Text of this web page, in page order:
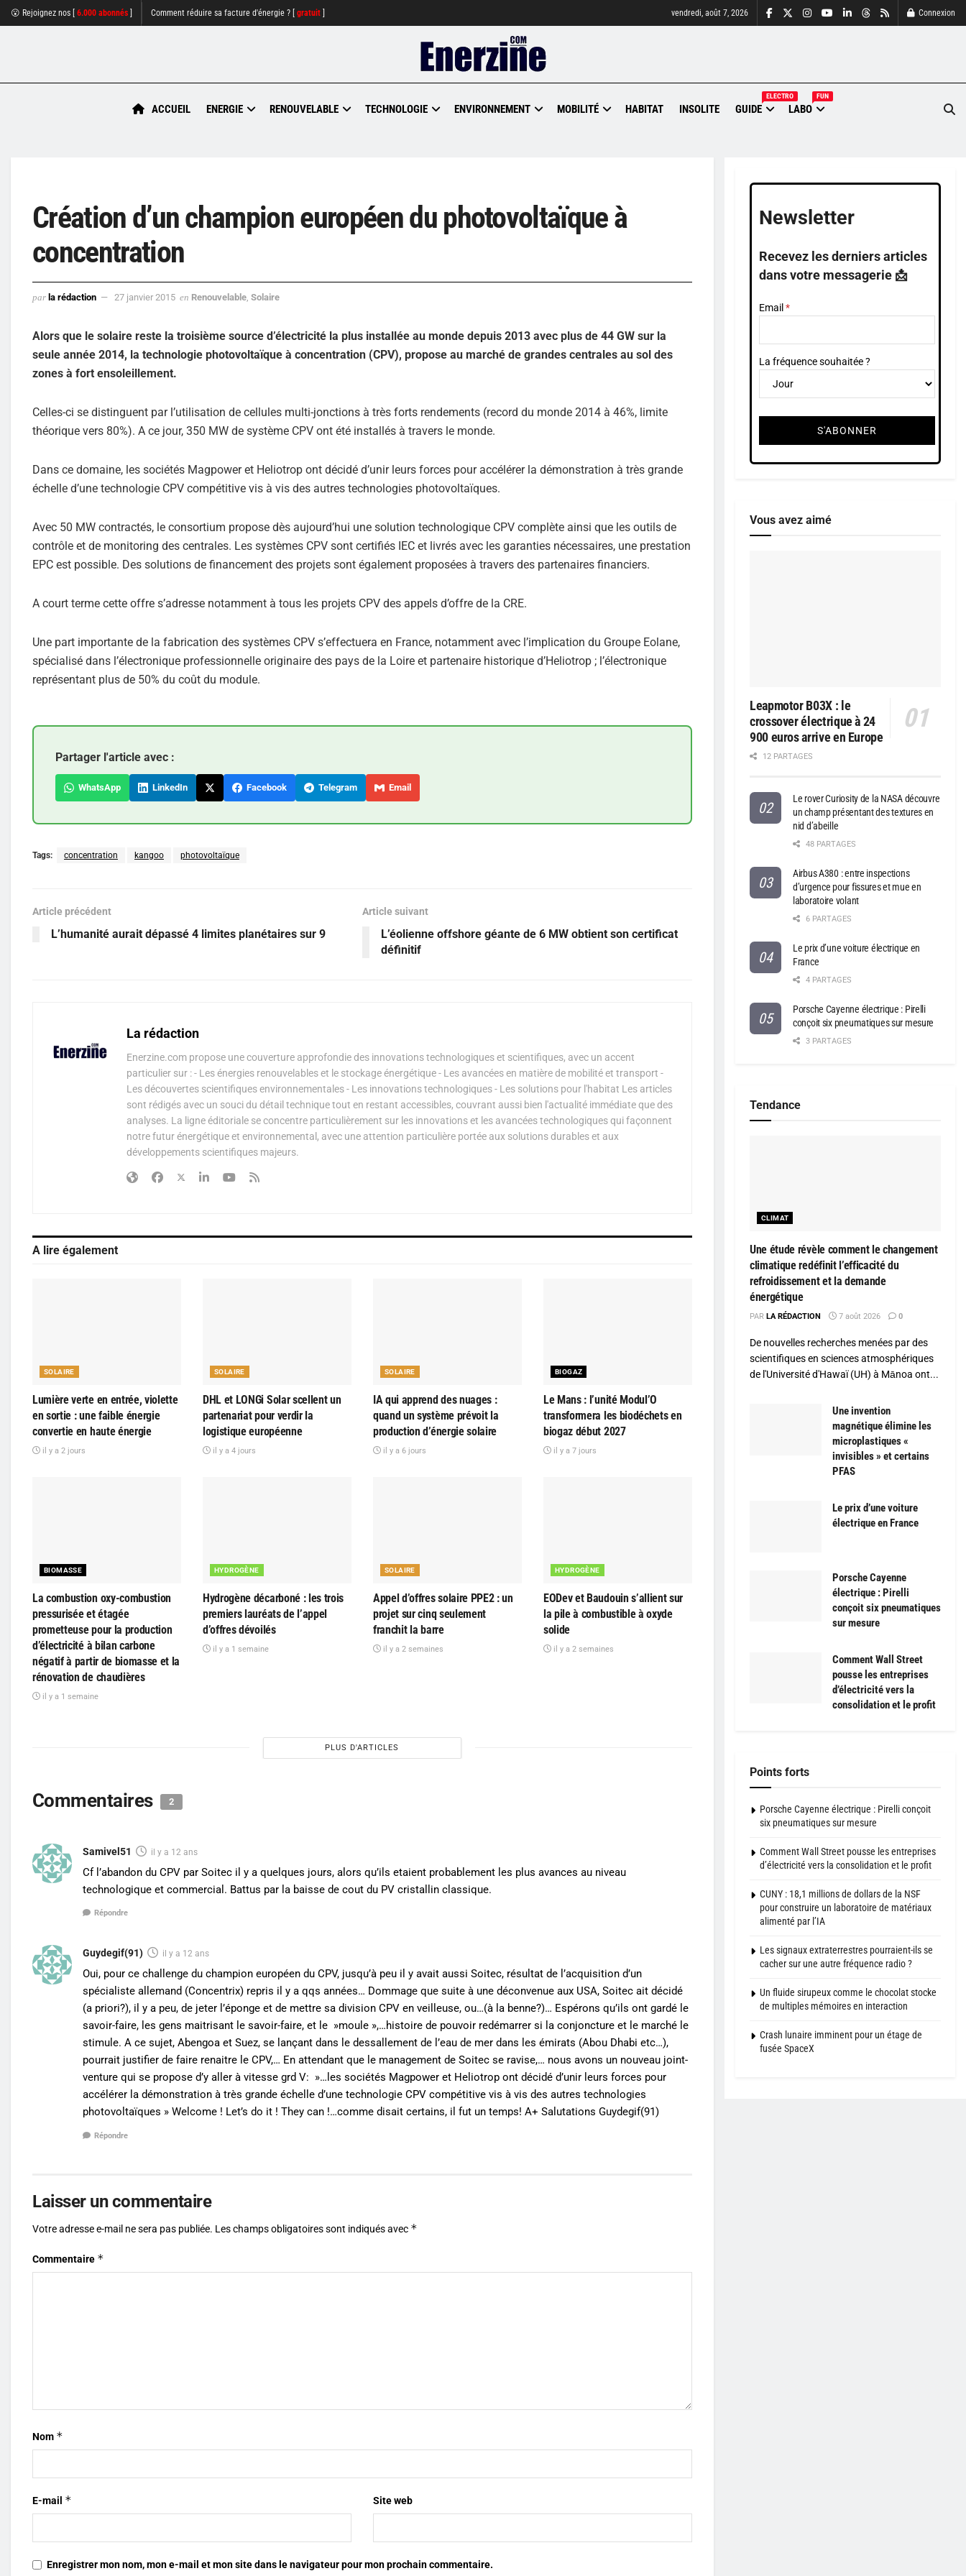
😮 Rejoignez nos [ 6.000 abonnés Comment réduire sa facture d'énergie ? [ gratuit vendredi, août 7, 2026 Connexion
ACCUEIL ENERGIE RENOUVELABLE TECHNOLOGIE ENVIRONNEMENT MOBILITÉ HABITAT INSOLITE GUIDE
ELECTRO
LABO
FUN
Création d’un champion européen du photovoltaïque à
concentration
par la rédaction 27 janvier 2015 en Renouvelable Solaire
Alors que le solaire reste la troisième source d’électricité la plus installée au monde depuis 2013 avec plus de 44 GW sur la
seule année 2014, la technologie photovoltaïque à concentration (CPV), propose au marché de grandes centrales au sol des
zones à fort ensoleillement.
Celles-ci se distinguent par l’utilisation de cellules multi-jonctions à très forts rendements (record du monde 2014 à 46%, limite
théorique vers 80%). A ce jour, 350 MW de système CPV ont été installés à travers le monde.
Dans ce domaine, les sociétés Magpower et Heliotrop ont décidé d’unir leurs forces pour accélérer la démonstration à très grande
échelle d’une technologie CPV compétitive vis à vis des autres technologies photovoltaïques.
Avec 50 MW contractés, le consortium propose dès aujourd’hui une solution technologique CPV complète ainsi que les outils de
contrôle et de monitoring des centrales. Les systèmes CPV sont certifiés IEC et livrés avec les garanties nécessaires, une prestation
EPC est possible. Des solutions de financement des projets sont également proposées à travers des partenaires financiers.
A court terme cette offre s’adresse notamment à tous les projets CPV des appels d’offre de la CRE.
Une part importante de la fabrication des systèmes CPV s’effectuera en France, notamment avec l’implication du Groupe Eolane,
spécialisé dans l’électronique professionnelle originaire des pays de la Loire et partenaire historique d’Heliotrop ; l’électronique
représentant plus de 50% du coût du module.
Partager l'article avec :
WhatsApp LinkedIn Facebook Telegram Email
Tags: concentration kangoo photovoltaïque
Article précédent
L’humanité aurait dépassé 4 limites planétaires sur 9
Article suivant
L’éolienne offshore géante de 6 MW obtient son certificat
définitif
La rédaction
Enerzine.com propose une couverture approfondie des innovations technologiques et scientifiques, avec un accent
particulier sur : - Les énergies renouvelables et le stockage énergétique - Les avancées en matière de mobilité et transport -
Les découvertes scientifiques environnementales - Les innovations technologiques - Les solutions pour l'habitat Les articles
sont rédigés avec un souci du détail technique tout en restant accessibles, couvrant aussi bien l'actualité immédiate que des
analyses. La ligne éditoriale se concentre particulièrement sur les innovations et les avancées technologiques qui façonnent
notre futur énergétique et environnemental, avec une attention particulière portée aux solutions durables et aux
développements scientifiques majeurs.
A lire également
SOLAIRE
Lumière verte en entrée, violette
en sortie : une faible énergie
convertie en haute énergie
il y a 2 jours
SOLAIRE
DHL et LONGi Solar scellent un
partenariat pour verdir la
logistique européenne
il y a 4 jours
SOLAIRE
IA qui apprend des nuages :
quand un système prévoit la
production d’énergie solaire
il y a 6 jours
BIOGAZ
Le Mans : l’unité Modul’O
transformera les biodéchets en
biogaz début 2027
il y a 7 jours
BIOMASSE
La combustion oxy-combustion
pressurisée et étagée
prometteuse pour la production
d’électricité à bilan carbone
négatif à partir de biomasse et la
rénovation de chaudières
il y a 1 semaine
HYDROGÈNE
Hydrogène décarboné : les trois
premiers lauréats de l’appel
d’offres dévoilés
il y a 1 semaine
SOLAIRE
Appel d’offres solaire PPE2 : un
projet sur cinq seulement
franchit la barre
il y a 2 semaines
HYDROGÈNE
EODev et Baudouin s’allient sur
la pile à combustible à oxyde
solide
il y a 2 semaines
PLUS D'ARTICLES
Commentaires 2
Samivel51 il y a 12 ans
Cf l’abandon du CPV par Soitec il y a quelques jours, alors qu’ils etaient probablement les plus avances au niveau
technologique et commercial. Battus par la baisse de cout du PV cristallin classique.
Répondre
Guydegif(91) il y a 12 ans
Oui, pour ce challenge du champion européen du CPV, jusqu’à peu il y avait aussi Soitec, résultat de l’acquisition d’un
spécialiste allemand (Concentrix) repris il y a qqs années… Dommage que suite à une déconvenue aux USA, Soitec ait décidé
(a priori?), il y a peu, de jeter l’éponge et de mettre sa division CPV en veilleuse, ou…(à la benne?)… Espérons qu’ils ont gardé le
savoir-faire, les gens maitrisant le savoir-faire, et le »moule »,…histoire de pouvoir redémarrer si la conjoncture et le marché le
stimule. A ce sujet, Abengoa et Suez, se lançant dans le dessallement de l’eau de mer dans les émirats (Abou Dhabi etc…),
pourrait justifier de faire renaitre le CPV,… En attendant que le management de Soitec se ravise,… nous avons un nouveau joint-
venture qui se propose d’y aller à vitesse grd V: »…les sociétés Magpower et Heliotrop ont décidé d’unir leurs forces pour
accélérer la démonstration à très grande échelle d’une technologie CPV compétitive vis à vis des autres technologies
photovoltaïques » Welcome ! Let’s do it ! They can !…comme disait certains, il fut un temps! A+ Salutations Guydegif(91)
Répondre
Laisser un commentaire
Votre adresse e-mail ne sera pas publiée. Les champs obligatoires sont indiqués avec *
Commentaire *
Nom *
E-mail * Site web
Enregistrer mon nom, mon e-mail et mon site dans le navigateur pour mon prochain commentaire.
Newsletter
Recevez les derniers articles
dans votre messagerie 📩
Email
La fréquence souhaitée ?
Vous avez aimé
Leapmotor B03X : le
crossover électrique à 24
900 euros arrive en Europe
12 PARTAGES
Le rover Curiosity de la NASA découvre
un champ présentant des textures en
nid d’abeille
48 PARTAGES
Airbus A380 : entre inspections
d’urgence pour fissures et mue en
laboratoire volant
6 PARTAGES
Le prix d’une voiture électrique en
France
4 PARTAGES
Porsche Cayenne électrique : Pirelli
conçoit six pneumatiques sur mesure
3 PARTAGES
Tendance
CLIMAT
Une étude révèle comment le changement
climatique redéfinit l’efficacité du
refroidissement et la demande
énergétique
PAR LA RÉDACTION 7 août 2026 0
De nouvelles recherches menées par des
scientifiques en sciences atmosphériques
de l'Université d'Hawaï (UH) à Mānoa ont...
Une invention
magnétique élimine les
microplastiques «
invisibles » et certains
PFAS
Le prix d’une voiture
électrique en France
Porsche Cayenne
électrique : Pirelli
conçoit six pneumatiques
sur mesure
Comment Wall Street
pousse les entreprises
d’électricité vers la
consolidation et le profit
Points forts
Porsche Cayenne électrique : Pirelli conçoit
six pneumatiques sur mesure
Comment Wall Street pousse les entreprises
d’électricité vers la consolidation et le profit
CUNY : 18,1 millions de dollars de la NSF
pour construire un laboratoire de matériaux
alimenté par l’IA
Les signaux extraterrestres pourraient-ils se
cacher sur une autre fréquence radio ?
Un fluide sirupeux comme le chocolat stocke
de multiples mémoires en interaction
Crash lunaire imminent pour un étage de
fusée SpaceX